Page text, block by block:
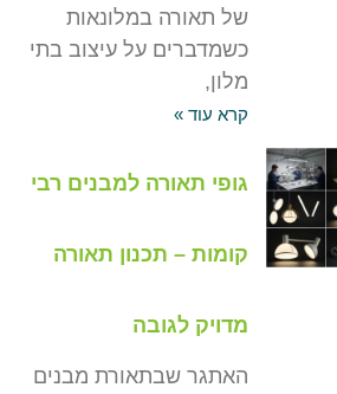
של תאורה במלונאות
כשמדברים על עיצוב בתי
מלון,
קרא עוד »
גופי תאורה למבנים רבי
קומות – תכנון תאורה
מדויק לגובה
האתגר שבתאורת מבנים